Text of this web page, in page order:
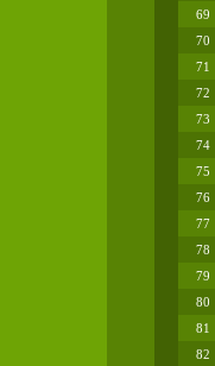
69
70
71
72
73
74
75
76
77
78
79
80
81
82